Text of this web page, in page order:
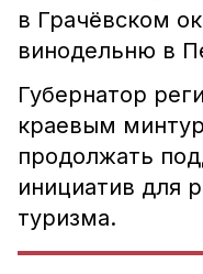
в Грачёвском
винодельню в
Губернатор
краевым
продолжать
инициатив для
туризма.